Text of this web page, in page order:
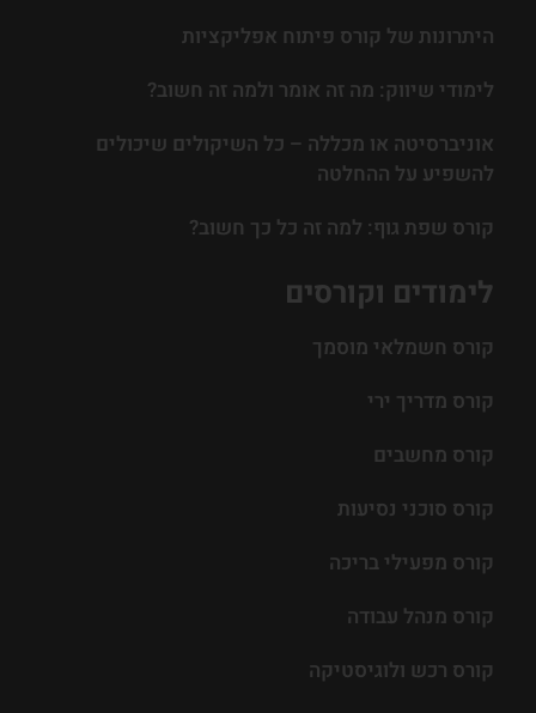
לימודים וקורסים
קורס חשמלאי מוסמך
קורס מדריך ירי
קורס מחשבים
קורס סוכני נסיעות
קורס מפעילי בריכה
קורס מנהל עבודה
קורס רכש ולוגיסטיקה
היתרונות של קורס פיתוח אפליקציות
לימודי שיווק: מה זה אומר ולמה זה חשוב?
אוניברסיטה או מכללה – כל השיקולים שיכולים
להשפיע על ההחלטה
קורס שפת גוף: למה זה כל כך חשוב?